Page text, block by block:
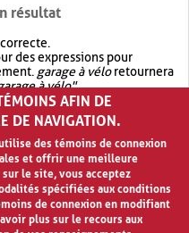
résultat
des expressions pour
garage à véloretournera
à vélo".
avec OR.garage OR vélo
quegarage à vélo
AFIN DE
DE NAVIGATION.
des témoins de connexion
et offrir une meilleure
le site, vous acceptez
spécifiées aux conditions
de connexion en modifiant
plus sur le recours aux